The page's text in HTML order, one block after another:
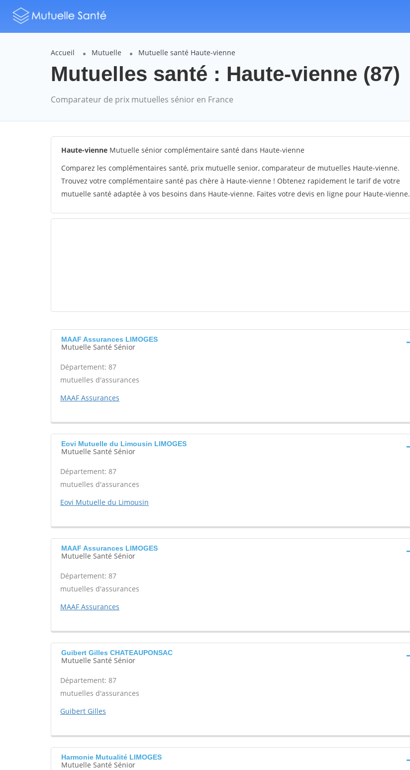
Accueil Mutuelle Mutuelle santé Haute-vienne
Mutuelles santé : Haute-vienne (87)
Comparateur de prix mutuelles sénior en France
Haute-vienne Mutuelle sénior complémentaire santé dans Haute-vienne
Comparez les complémentaires santé, prix mutuelle senior, comparateur de mutuelles Haute-vienne.
Trouvez votre complémentaire santé pas chère à Haute-vienne ! Obtenez rapidement le tarif de votre
mutuelle santé adaptée à vos besoins dans Haute-vienne. Faites votre devis en ligne pour Haute-vienne.
MAAF Assurances LIMOGES
Mutuelle Santé Sénior
Département: 87
mutuelles d'assurances
MAAF Assurances
Eovi Mutuelle du Limousin LIMOGES
Mutuelle Santé Sénior
Département: 87
mutuelles d'assurances
Eovi Mutuelle du Limousin
MAAF Assurances LIMOGES
Mutuelle Santé Sénior
Département: 87
mutuelles d'assurances
MAAF Assurances
Guibert Gilles CHATEAUPONSAC
Mutuelle Santé Sénior
Département: 87
mutuelles d'assurances
Guibert Gilles
Harmonie Mutualité LIMOGES
Mutuelle Santé Sénior